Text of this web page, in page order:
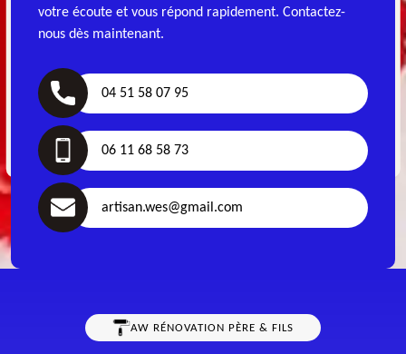
votre écoute et vous répond rapidement. Contactez-
nous dès maintenant.
04 51 58 07 95
06 11 68 58 73
artisan.wes@gmail.com
AW RÉNOVATION PÈRE & FILS